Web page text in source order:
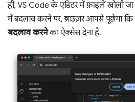
ही, VS Code के एडिटर में फ़ाइलें खोली
में बदलाव करने पर, ब्राउज़र आपसे पूछेगा
बदलाव करनेका ऐक्सेस देना है.